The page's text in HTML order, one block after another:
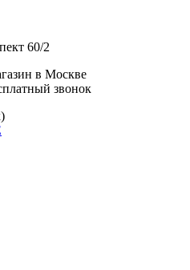
60/2
в Москве
звонок